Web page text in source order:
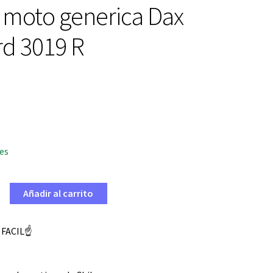
moto generica Dax
3019 R
Añadir al carrito